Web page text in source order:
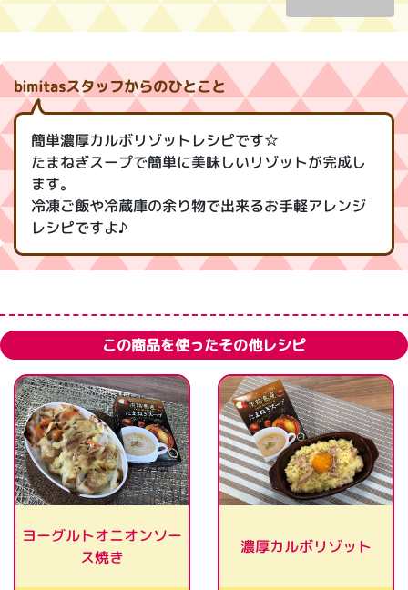
bimitasスタッフからのひとこと
簡単濃厚カルボリゾットレシピです☆
たまねぎスープで簡単に美味しいリゾットが完成し
ます。
冷凍ご飯や冷蔵庫の余り物で出来るお手軽アレンジ
レシピですよ♪
この商品を使ったその他レシピ
ヨーグルトオニオンソー
ス焼き
濃厚カルボリゾット